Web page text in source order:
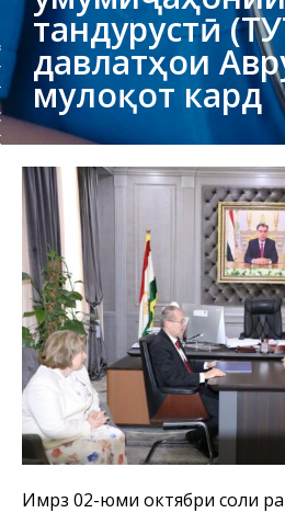
тандурустӣ
давлатҳои
мулоқот кард
Имрӯз 02-юми октябри соли